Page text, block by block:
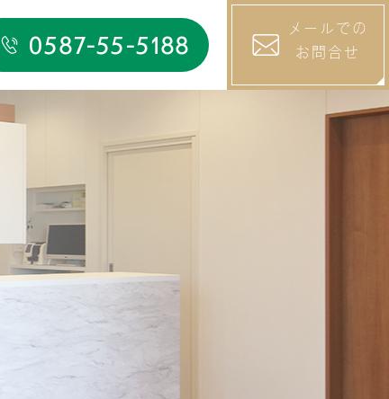
0587-55-5188
メールでの
お問合せ